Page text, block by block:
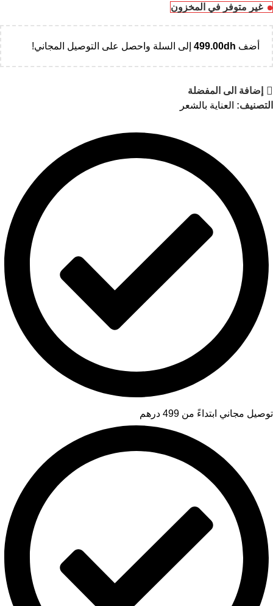
غير متوفر في المخزون
أضف 499.00dh إلى السلة واحصل على التوصيل المجاني!
إضافة الى المفضلة
التصنيف: العناية بالشعر
توصيل مجاني ابتداءً من 499 درهم